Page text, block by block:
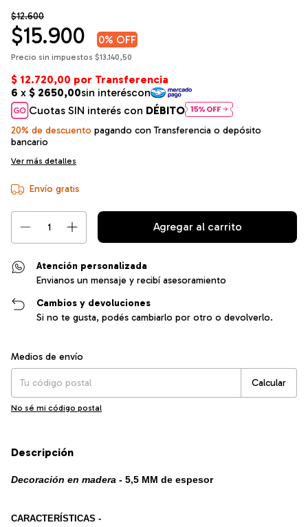
$12.600
$15.900 0% OFF
Precio sin impuestos $13.140,50
Cuotas SIN interés con DÉBITO
20% de descuento pagando con Transferencia o depósito
bancario
Ver más detalles
Envío gratis
Atención personalizada
Envianos un mensaje y recibí asesoramiento
Cambios y devoluciones
Si no te gusta, podés cambiarlo por otro o devolverlo.
Entregas para el CP:
Medios de envío
Calcular
No sé mi código postal
Descripción
Decoración en madera - 5,5 MM de espesor
CARACTERÍSTICAS -